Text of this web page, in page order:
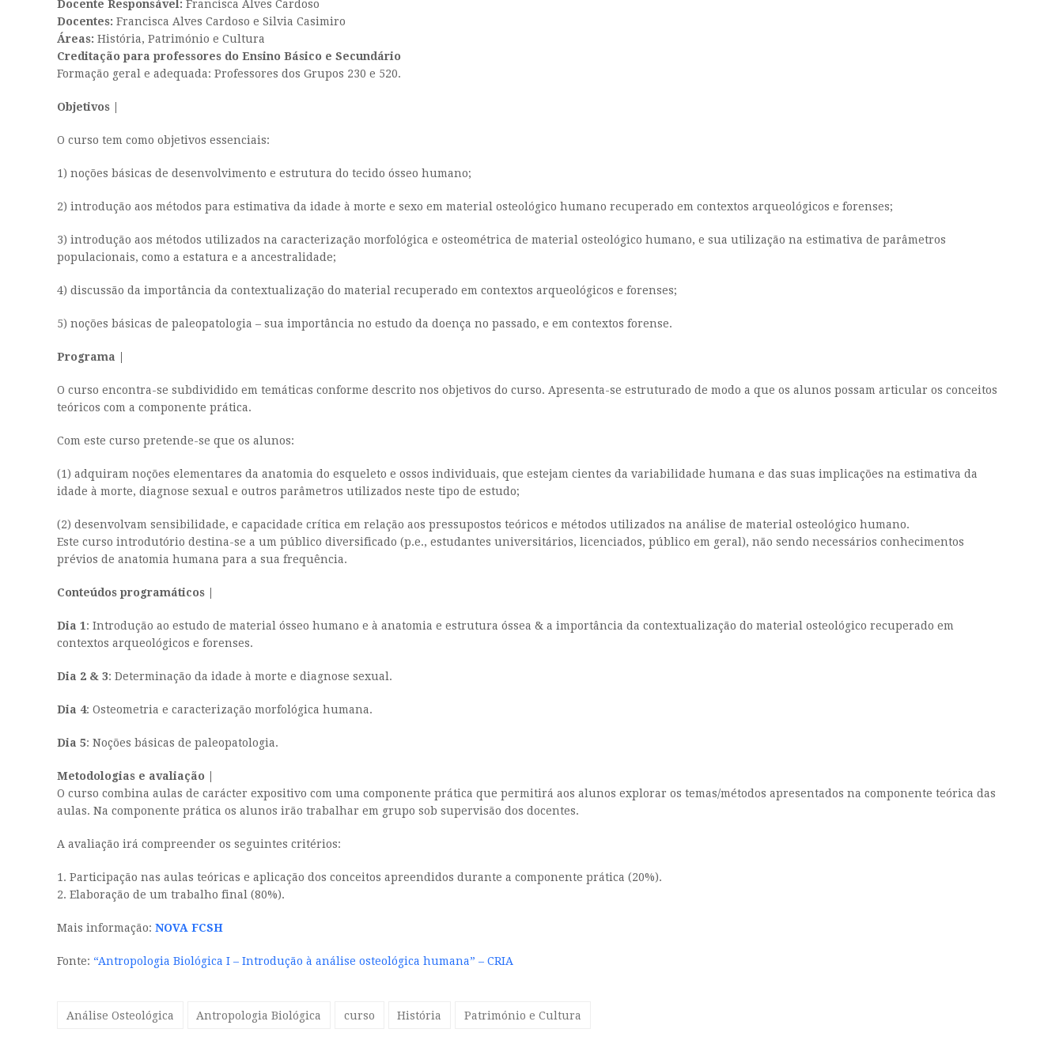
Docente Responsável: Francisca Alves Cardoso
Docentes: Francisca Alves Cardoso e Silvia Casimiro
Áreas: História, Património e Cultura
Creditação para professores do Ensino Básico e Secundário
Formação geral e adequada: Professores dos Grupos 230 e 520.
Objetivos |
O curso tem como objetivos essenciais:
1) noções básicas de desenvolvimento e estrutura do tecido ósseo humano;
2) introdução aos métodos para estimativa da idade à morte e sexo em material osteológico humano recuperado em contextos arqueológicos e forenses;
3) introdução aos métodos utilizados na caracterização morfológica e osteométrica de material osteológico humano, e sua utilização na estimativa de parâmetros
populacionais, como a estatura e a ancestralidade;
4) discussão da importância da contextualização do material recuperado em contextos arqueológicos e forenses;
5) noções básicas de paleopatologia – sua importância no estudo da doença no passado, e em contextos forense.
Programa |
O curso encontra-se subdividido em temáticas conforme descrito nos objetivos do curso. Apresenta-se estruturado de modo a que os alunos possam articular os conceitos
teóricos com a componente prática.
Com este curso pretende-se que os alunos:
(1) adquiram noções elementares da anatomia do esqueleto e ossos individuais, que estejam cientes da variabilidade humana e das suas implicações na estimativa da
idade à morte, diagnose sexual e outros parâmetros utilizados neste tipo de estudo;
(2) desenvolvam sensibilidade, e capacidade crítica em relação aos pressupostos teóricos e métodos utilizados na análise de material osteológico humano.
Este curso introdutório destina-se a um público diversificado (p.e., estudantes universitários, licenciados, público em geral), não sendo necessários conhecimentos
prévios de anatomia humana para a sua frequência.
Conteúdos programáticos |
Dia 1: Introdução ao estudo de material ósseo humano e à anatomia e estrutura óssea & a importância da contextualização do material osteológico recuperado em
contextos arqueológicos e forenses.
Dia 2 & 3: Determinação da idade à morte e diagnose sexual.
Dia 4: Osteometria e caracterização morfológica humana.
Dia 5: Noções básicas de paleopatologia.
Metodologias e avaliação |
O curso combina aulas de carácter expositivo com uma componente prática que permitirá aos alunos explorar os temas/métodos apresentados na componente teórica das
aulas. Na componente prática os alunos irão trabalhar em grupo sob supervisão dos docentes.
A avaliação irá compreender os seguintes critérios:
1. Participação nas aulas teóricas e aplicação dos conceitos apreendidos durante a componente prática (20%).
2. Elaboração de um trabalho final (80%).
Mais informação: NOVA FCSH
Fonte: “Antropologia Biológica I – Introdução à análise osteológica humana” – CRIA
Análise Osteológica Antropologia Biológica curso História Património e Cultura